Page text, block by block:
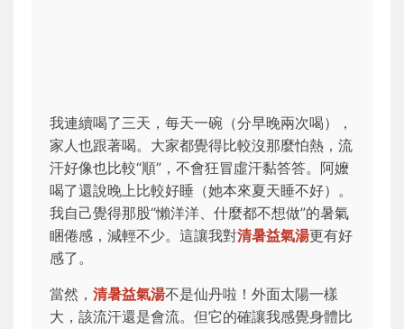
我連續喝了三天，每天一碗（分早晚兩次喝），
家人也跟著喝。大家都覺得比較沒那麼怕熱，流
汗好像也比較“順”，不會狂冒虛汗黏答答。阿嬤
喝了還說晚上比較好睡（她本來夏天睡不好）。
我自己覺得那股“懶洋洋、什麼都不想做”的暑氣
睏倦感，減輕不少。這讓我對清暑益氣湯更有好
感了。
當然， 清暑益氣湯不是仙丹啦！外面太陽一樣
大，該流汗還是會流。但它的確讓我感覺身體比